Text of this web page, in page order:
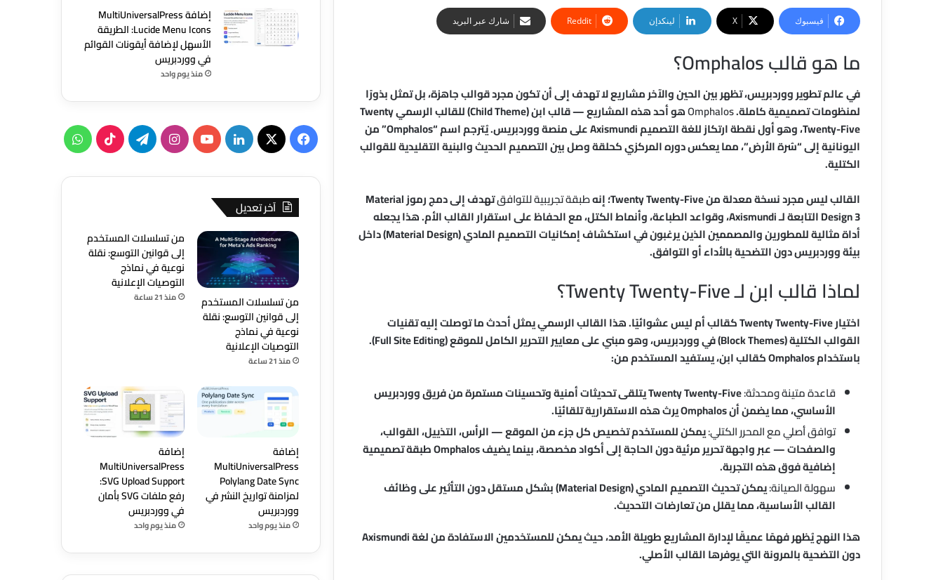
فيسبوك ‫X لينكدإن شارك عبر البريد
ما هو قالب Omphalos؟
في عالم تطوير ووردبريس، تظهر بين الحين والآخر مشاريع لا تهدف إلى أن تكون مجرد قوالب جاهزة، بل تمثل بذورًا
لمنظومات تصميمية كاملة.Omphalos
هو أحد هذه المشاريع — قالب ابن (Child Theme) للقالب الرسمي Twenty
Twenty-Five، وهو أول نقطة ارتكاز للغة التصميم Axismundi على منصة ووردبريس. يُترجم اسم “Omphalos” من
اليونانية إلى “سُرة الأرض”، مما يعكس دوره المركزي كحلقة وصل بين التصميم الحديث والبنية التقليدية للقوالب
الكتلية.
القالب ليس مجرد نسخة معدلة من Twenty Twenty-Five؛ إنه
طبقة تجريبية للتوافق
تهدف إلى دمج رموز Material
Design 3 التابعة لـ Axismundi، وقواعد الطباعة، وأنماط الكتل، مع الحفاظ على استقرار القالب الأم. هذا يجعله
أداة مثالية للمطورين والمصممين الذين يرغبون في استكشاف إمكانيات التصميم المادي (Material Design) داخل
بيئة ووردبريس دون التضحية بالأداء أو التوافق.
لماذا قالب ابن لـ Twenty Twenty-Five؟
اختيار Twenty Twenty-Five كقالب أم ليس عشوائيًا. هذا القالب الرسمي يمثل أحدث ما توصلت إليه تقنيات
القوالب الكتلية (Block Themes) في ووردبريس، وهو مبني على معايير التحرير الكامل للموقع (Full Site Editing).
باستخدام Omphalos كقالب ابن، يستفيد المستخدم من:
قاعدة متينة ومحدثة:
Twenty Twenty-Five يتلقى تحديثات أمنية وتحسينات مستمرة من فريق ووردبريس
الأساسي، مما يضمن أن Omphalos يرث هذه الاستقرارية تلقائيًا.
توافق أصلي مع المحرر الكتلي:يمكن للمستخدم تخصيص كل جزء من الموقع — الرأس، التذييل، القوالب،
والصفحات — عبر واجهة تحرير مرئية دون الحاجة إلى أكواد مخصصة، بينما يضيف Omphalos طبقة تصميمية
إضافية فوق هذه التجربة.
سهولة الصيانة:
يمكن تحديث التصميم المادي (Material Design) بشكل مستقل دون التأثير على وظائف
القالب الأساسية، مما يقلل من تعارضات التحديث.
هذا النهج يُظهر فهمًا عميقًا لإدارة المشاريع طويلة الأمد، حيث يمكن للمستخدمين الاستفادة من لغة Axismundi
دون التضحية بالمرونة التي يوفرها القالب الأصلي.
إضافة MultiUniversalPress
Lucide Menu Icons: الطريقة
الأسهل لإضافة أيقونات القوائم
في ووردبريس
منذ يوم واحد
فيسبوك
‫X لينكدإن‫YouTubeانستقرامتيلقرام‫TikTokواتساب
آخر تعديل
من تسلسلات المستخدم
إلى قوانين التوسع: نقلة
نوعية في نماذج
التوصيات الإعلانية
منذ 21 ساعة
من تسلسلات المستخدم
إلى قوانين التوسع: نقلة
نوعية في نماذج
التوصيات الإعلانية
منذ 21 ساعة
إضافة
MultiUniversalPress
Polylang Date Sync
لمزامنة تواريخ النشر في
ووردبريس
منذ يوم واحد
إضافة
MultiUniversalPress
SVG Upload Support:
رفع ملفات SVG بأمان
في ووردبريس
منذ يوم واحد